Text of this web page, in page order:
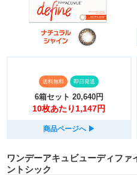
送料無料 即日発送
6箱セット 20,640円
10枚あたり1,147円
商品ページへ ▶︎
ワンデーアキュビューディフ
ントシック